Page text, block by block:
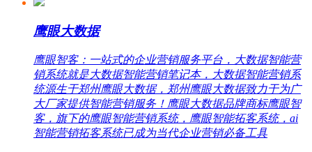
鹰眼大数据
鹰眼智客：一站式的企业营销服务平台，大数据智能营
销系统就是大数据智能营销笔记本，大数据智能营销系
统源生于郑州鹰眼大数据，郑州鹰眼大数据致力于为广
大厂家提供智能营销服务！鹰眼大数据品牌商标鹰眼智
客，旗下的鹰眼智能营销系统，鹰眼智能拓客系统，ai
智能营销拓客系统已成为当代企业营销必备工具